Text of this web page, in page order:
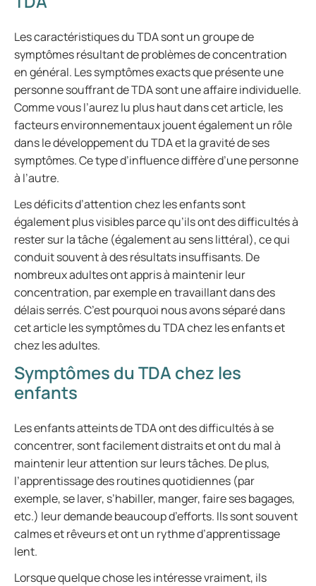
Les caractéristiques du TDA sont un groupe de
symptômes résultant de problèmes de concentration
en général. Les symptômes exacts que présente une
personne souffrant de TDA sont une affaire individuelle.
Comme vous l’aurez lu plus haut dans cet article, les
facteurs environnementaux jouent également un rôle
dans le développement du TDA et la gravité de ses
symptômes. Ce type d’influence diffère d’une personne
à l’autre.
Les déficits d’attention chez les enfants sont
également plus visibles parce qu’ils ont des difficultés à
rester sur la tâche (également au sens littéral), ce qui
conduit souvent à des résultats insuffisants. De
nombreux adultes ont appris à maintenir leur
concentration, par exemple en travaillant dans des
délais serrés. C’est pourquoi nous avons séparé dans
cet article les symptômes du TDA chez les enfants et
chez les adultes.
Symptômes du TDA chez les
enfants
Les enfants atteints de TDA ont des difficultés à se
concentrer, sont facilement distraits et ont du mal à
maintenir leur attention sur leurs tâches. De plus,
l’apprentissage des routines quotidiennes (par
exemple, se laver, s’habiller, manger, faire ses bagages,
etc.) leur demande beaucoup d’efforts. Ils sont souvent
calmes et rêveurs et ont un rythme d’apprentissage
lent.
Lorsque quelque chose les intéresse vraiment, ils